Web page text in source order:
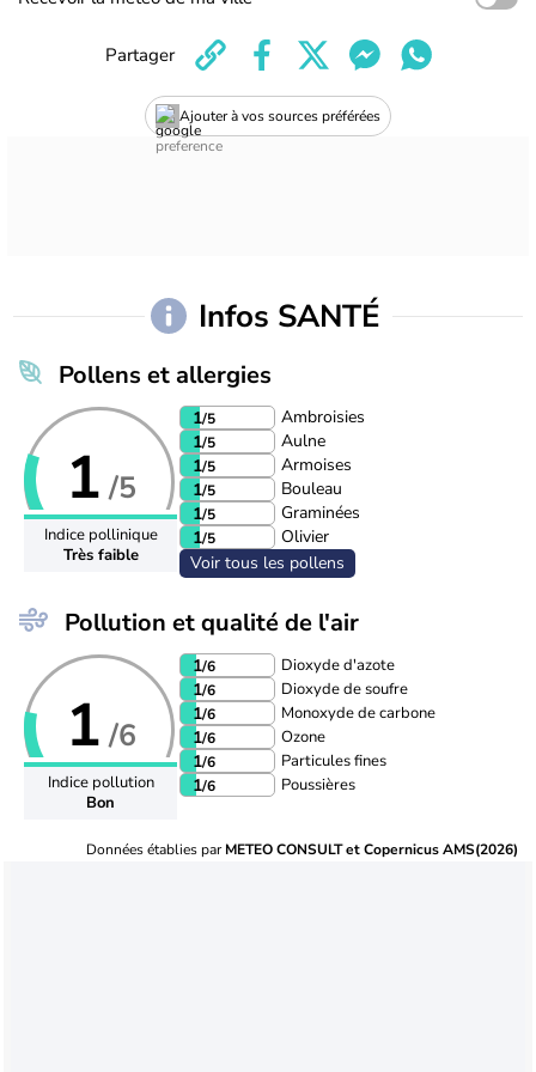
Ajouter à vos sources préférées
Partager
Infos SANTÉ
Pollens et allergies
1 /5
Indice pollinique
Très faible
1/5
Ambroisies
1/5
Aulne
1/5
Armoises
1/5
Bouleau
1/5
Graminées
1/5
Olivier
Voir tous les pollens
Pollution et qualité de l'air
1 /6
Indice pollution
Bon
1/6 Dioxyde d'azote
1/6 Dioxyde de soufre
1/6 Monoxyde de carbone
1/6 Ozone
1/6 Particules fines
1/6 Poussières
Données établies parMETEO CONSULT et Copernicus AMS(2026)